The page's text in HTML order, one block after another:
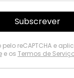
Subscrever
pelo reCAPTCHA e
e os Termos de